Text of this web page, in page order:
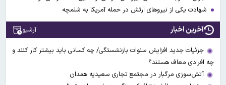
شهادت یکی از نیروهای ارتش در حمله آمریکا به شلمچه
آخرین اخبار آرشیو
جزئیات جدید افزایش سنوات بازنشستگی/ چه کسانی باید بیشتر کار کنند و
چه افرادی معاف هستند؟
آتش‌سوزی مرگبار در مجتمع تجاری سعیدیه همدان